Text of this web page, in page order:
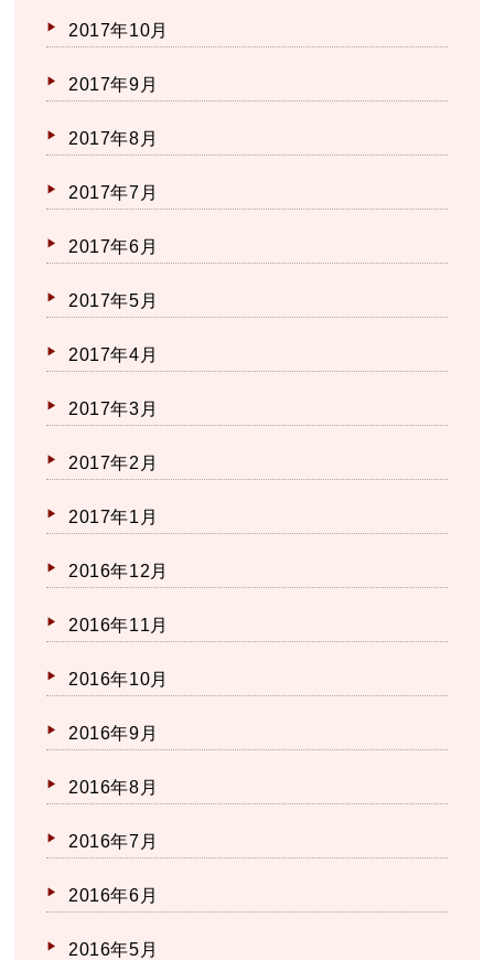
2017年10月
2017年9月
2017年8月
2017年7月
2017年6月
2017年5月
2017年4月
2017年3月
2017年2月
2017年1月
2016年12月
2016年11月
2016年10月
2016年9月
2016年8月
2016年7月
2016年6月
2016年5月